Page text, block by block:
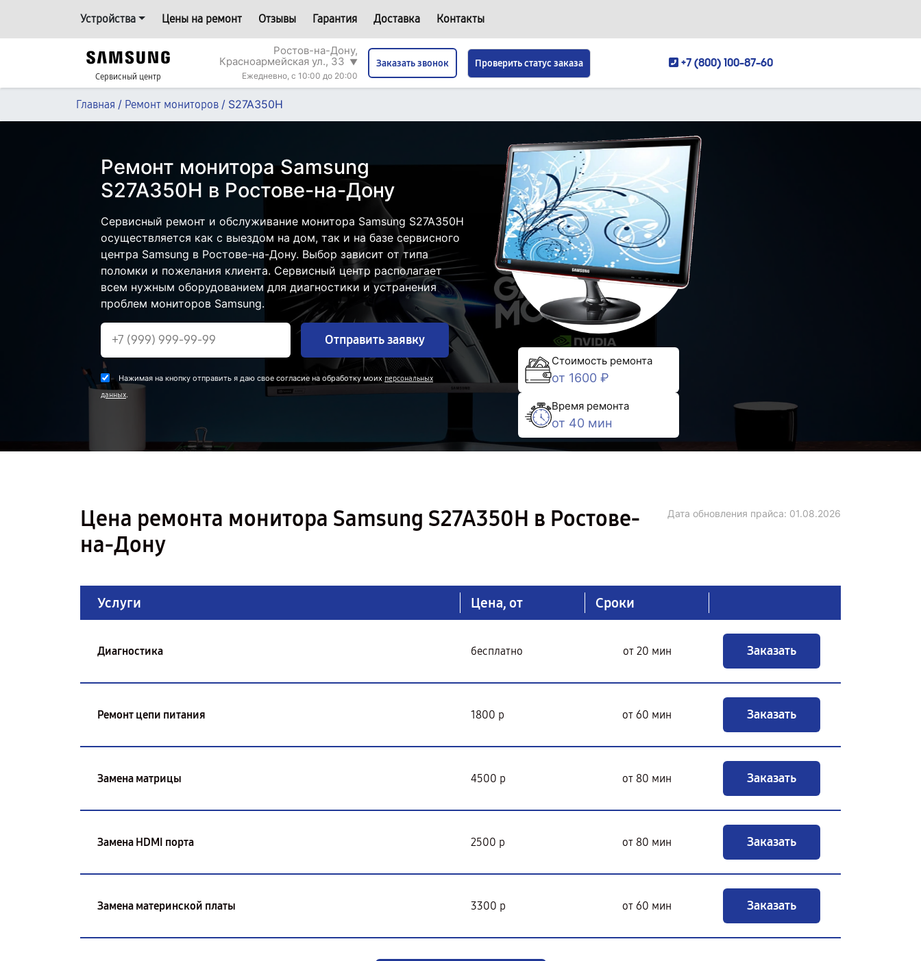
Устройства Цены на ремонт Отзывы Гарантия Доставка Контакты
Сервисный центр
Ростов-на-Дону,
Красноармейская ул., 33 ▼
Ежедневно, с 10:00 до 20:00
Заказать звонок Проверить статус заказа +7 (800) 100-87-60
Главная / Ремонт мониторов / S27A350H
Ремонт монитора Samsung
S27A350H в Ростове-на-Дону
Сервисный ремонт и обслуживание монитора Samsung S27A350H
осуществляется как с выездом на дом, так и на базе сервисного
центра Samsung в Ростове-на-Дону. Выбор зависит от типа
поломки и пожелания клиента. Сервисный центр располагает
всем нужным оборудованием для диагностики и устранения
проблем мониторов Samsung.
Отправить заявку
Нажимая на кнопку отправить я даю свое согласие на обработку моихперсональных
данных.
Стоимость ремонта
от 1600 ₽
Время ремонта
от 40 мин
Цена ремонта монитора Samsung S27A350H в Ростове-
на-Дону
Дата обновления прайса: 01.08.2026
Услуги Цена, от Сроки
Диагностика бесплатно от 20 мин Заказать
Ремонт цепи питания 1800 р от 60 мин Заказать
Замена матрицы 4500 р от 80 мин Заказать
Замена HDMI порта 2500 р от 80 мин Заказать
Замена материнской платы 3300 р от 60 мин Заказать